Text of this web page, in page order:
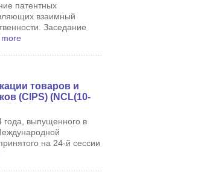
патентных
взаимный
Заседание
товаров и
(CIPS) (NCL(10-
года, выпущенного в
на 24-й сессии